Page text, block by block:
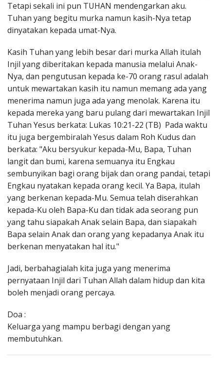
Tetapi sekali ini pun TUHAN mendengarkan aku.
Tuhan yang begitu murka namun kasih-Nya tetap
dinyatakan kepada umat-Nya.
Kasih Tuhan yang lebih besar dari murka Allah itulah
Injil yang diberitakan kepada manusia melalui Anak-
Nya, dan pengutusan kepada ke-70 orang rasul adalah
untuk mewartakan kasih itu namun memang ada yang
menerima namun juga ada yang menolak. Karena itu
kepada mereka yang baru pulang dari mewartakan Injil
Tuhan Yesus berkata: Lukas 10:21-22 (TB) Pada waktu
itu juga bergembiralah Yesus dalam Roh Kudus dan
berkata: "Aku bersyukur kepada-Mu, Bapa, Tuhan
langit dan bumi, karena semuanya itu Engkau
sembunyikan bagi orang bijak dan orang pandai, tetapi
Engkau nyatakan kepada orang kecil. Ya Bapa, itulah
yang berkenan kepada-Mu. Semua telah diserahkan
kepada-Ku oleh Bapa-Ku dan tidak ada seorang pun
yang tahu siapakah Anak selain Bapa, dan siapakah
Bapa selain Anak dan orang yang kepadanya Anak itu
berkenan menyatakan hal itu."
Jadi, berbahagialah kita juga yang menerima
pernyataan Injil dari Tuhan Allah dalam hidup dan kita
boleh menjadi orang percaya.
Doa :
Keluarga yang mampu berbagi dengan yang
membutuhkan.